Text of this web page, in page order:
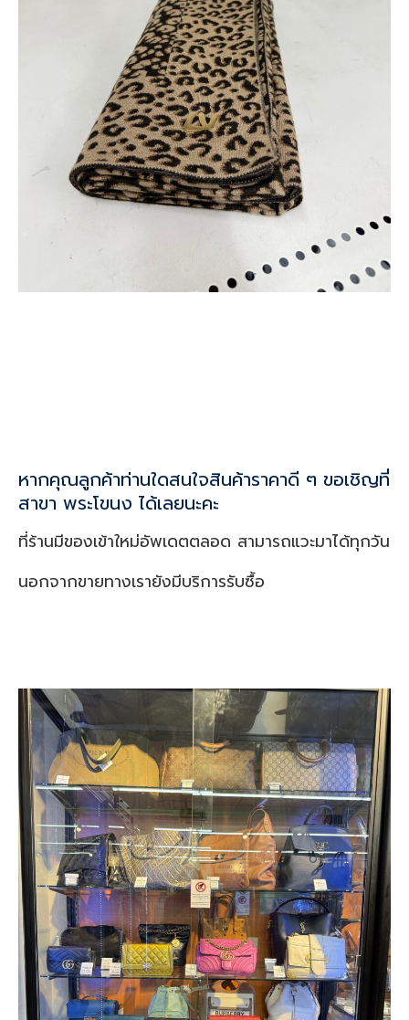
หากคุณลูกค้าท่านใดสนใจสินค้าราคาดี ๆ ขอเชิญที่
สาขา พระโขนง ได้เลยนะคะ
ที่ร้านมีของเข้าใหม่อัพเดตตลอด สามารถแวะมาได้ทุกวัน
นอกจากขายทางเรายังมีบริการรับซื้อ